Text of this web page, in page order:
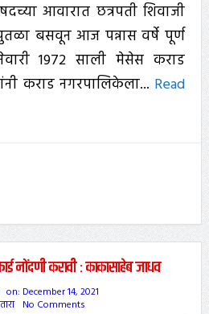
आवारात छत्रपती शिवाजी
बसवून आज पन्नास वर्षे पूर्ण
1972 साली मेसेस कराड
कराड नगरपालिकेला... Read
नोंदणी करावी : काकासाहेब जाधव
on: December 14, 2021
No Comments